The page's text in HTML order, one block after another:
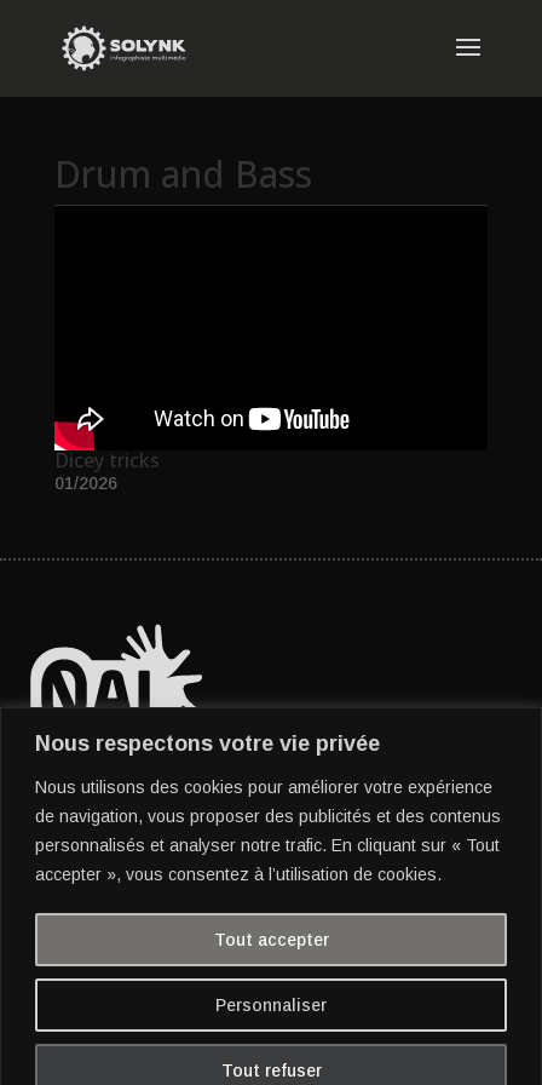
Nous respectons votre vie privée
Nous utilisons des cookies pour améliorer votre expérience
de navigation, vous proposer des publicités et des contenus
personnalisés et analyser notre trafic. En cliquant sur « Tout
accepter », vous consentez à l’utilisation de cookies.
Personnaliser
Tout refuser
Tout accepter
Drum and Bass
Dicey tricks
01/2026
Position de l'auteur
concernant l'IA générative
see also : www.kungfumental.org